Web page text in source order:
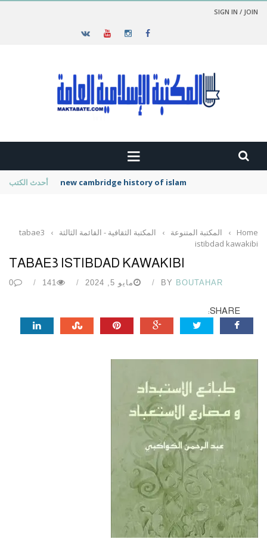
SIGN IN / JOIN
أحدث الكتب new cambridge history of islam
Home
› المكتبة المتنوعة › المكتبة الثقافية - القائمة الثالثة ›
tabae3
istibdad kawakibi
TABAE3 ISTIBDAD KAWAKIBI
BY BOUTAHAR مايو 5, 2024 141
0
SHARE: